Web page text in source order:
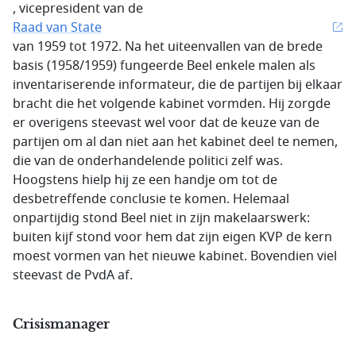
, vicepresident van de
Raad van State
van 1959 tot 1972. Na het uiteenvallen van de brede
basis (1958/1959) fungeerde Beel enkele malen als
inventariserende informateur, die de partijen bij elkaar
bracht die het volgende kabinet vormden. Hij zorgde
er overigens steevast wel voor dat de keuze van de
partijen om al dan niet aan het kabinet deel te nemen,
die van de onderhandelende politici zelf was.
Hoogstens hielp hij ze een handje om tot de
desbetreffende conclusie te komen. Helemaal
onpartijdig stond Beel niet in zijn makelaarswerk:
buiten kijf stond voor hem dat zijn eigen KVP de kern
moest vormen van het nieuwe kabinet. Bovendien viel
steevast de PvdA af.
Crisismanager